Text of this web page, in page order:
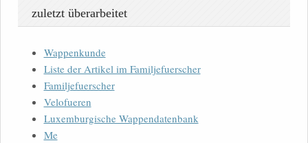
zuletzt überarbeitet
Wappenkunde
Liste der Artikel im Familjefuerscher
Familjefuerscher
Velofueren
Luxemburgische Wappendatenbank
Me